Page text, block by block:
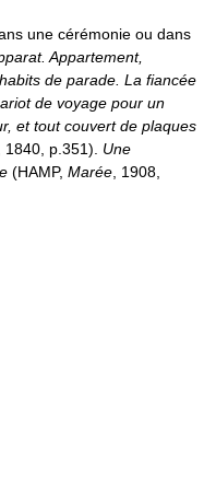
une cérémonie ou dans
Appartement,
habits de parade. La fiancée
de voyage pour un
et tout couvert de plaques
1840, p.351). Une
(HAMP, Marée, 1908,